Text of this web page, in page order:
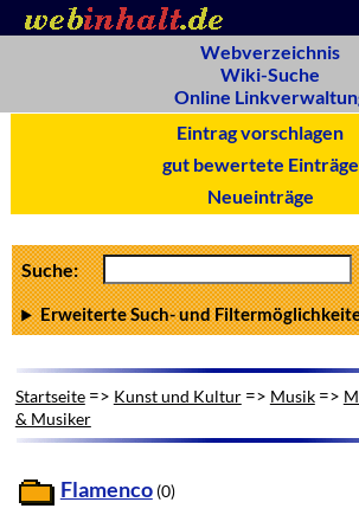
Webverzeichnis
Wiki-Suche
Online
Eintrag vorschlagen
gut bewertete Einträge
Neueinträge
Suche:
Erweiterte Such- und
Startseite=> Kunst und Kultur=> Musik=>
& Musiker
Flamenco (0)